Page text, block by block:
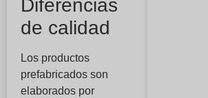
Diferencias
de calidad
Los productos
prefabricados son
elaborados por